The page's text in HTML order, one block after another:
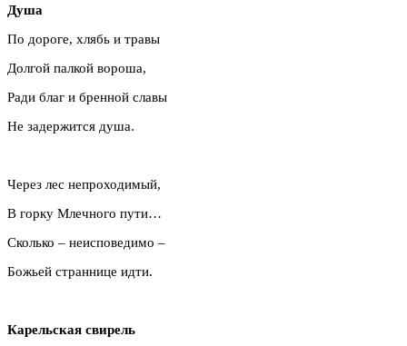
Душа
По дороге, хлябь и травы
Долгой палкой вороша,
Ради благ и бренной славы
Не задержится душа.
Через лес непроходимый,
В горку Млечного пути…
Сколько – неисповедимо –
Божьей страннице идти.
Карельская свирель